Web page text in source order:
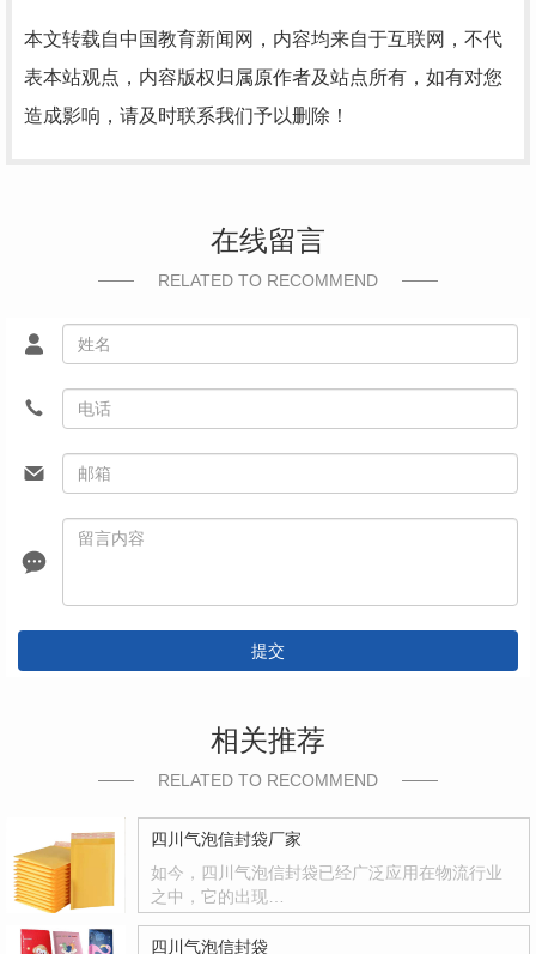
本文转载自中国教育新闻网，内容均来自于互联网，不代
表本站观点，内容版权归属原作者及站点所有，如有对您
造成影响，请及时联系我们予以删除！
在线留言
RELATED TO RECOMMEND
提交
相关推荐
RELATED TO RECOMMEND
四川气泡信封袋厂家
如今，四川气泡信封袋已经广泛应用在物流行业
之中，它的出现…
四川气泡信封袋